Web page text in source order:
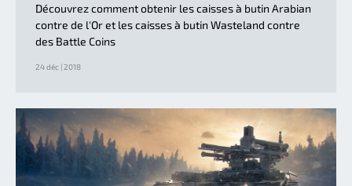
Découvrez comment obtenir les caisses à butin Arabian
contre de l'Or et les caisses à butin Wasteland contre
des Battle Coins
24 déc | 2018